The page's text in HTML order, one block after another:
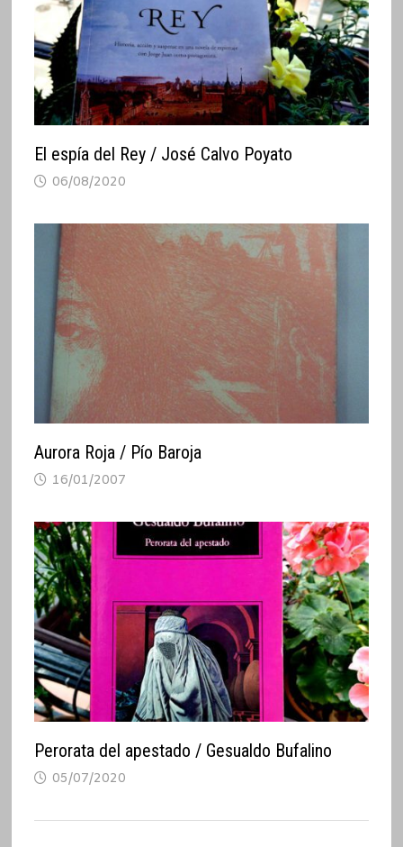
El espía del Rey / José Calvo Poyato
06/08/2020
Aurora Roja / Pío Baroja
16/01/2007
Perorata del apestado / Gesualdo Bufalino
05/07/2020